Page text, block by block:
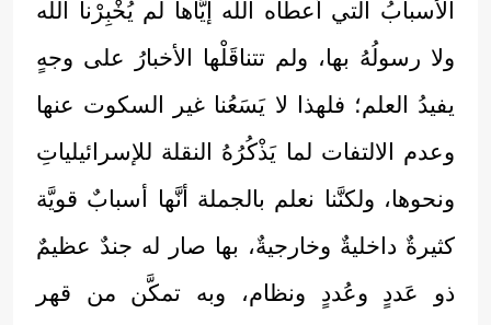
الأسبابُ التي أعطاه الله إيَّاها لم يُخْبِرْنا الله
ولا رسولُهُ بها، ولم تتناقَلْها الأخبارُ على وجهٍ
يفيدُ العلم؛ فلهذا لا يَسَعُنا غير السكوت عنها
وعدم الالتفات لما يَذْكُرُهُ النقلة للإسرائيلياتِ
ونحوها، ولكنَّنا نعلم بالجملة أنَّها أسبابٌ قويَّة
كثيرةٌ داخليةٌ وخارجيةٌ، بها صار له جندٌ عظيمٌ
ذو عَددٍ وعُددٍ ونظام، وبه تمكَّن من قهر